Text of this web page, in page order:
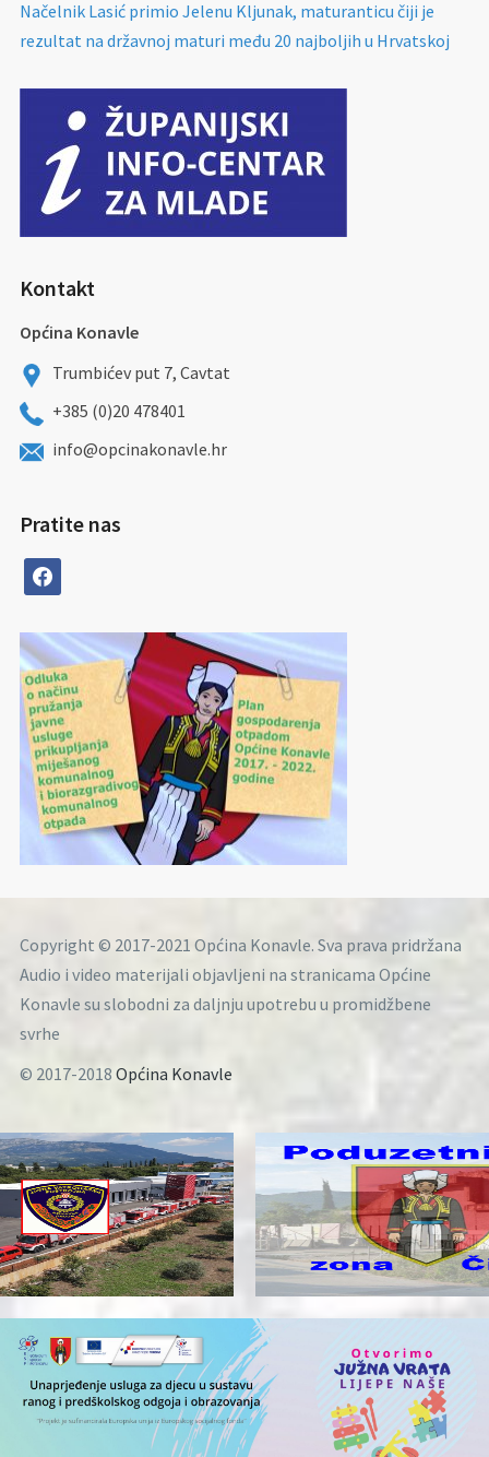
Načelnik Lasić primio Jelenu Kljunak, maturanticu čiji je
rezultat na državnoj maturi među 20 najboljih u Hrvatskoj
Kontakt
Općina Konavle
Trumbićev put 7, Cavtat
+385 (0)20 478401
info@opcinakonavle.hr
Pratite nas
facebook
Copyright © 2017-2021 Općina Konavle. Sva prava pridržana
Audio i video materijali objavljeni na stranicama Općine
Konavle su slobodni za daljnju upotrebu u promidžbene
svrhe
© 2017-2018 Općina Konavle